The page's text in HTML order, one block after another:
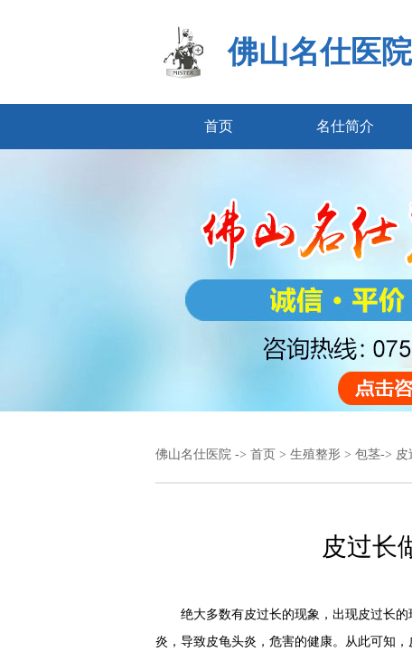
佛山名仕医院
首页 名仕简介
佛山名仕医院 -> 首页 > 生殖整形 > 包茎-> 皮
皮过长
绝大多数有皮过长的现象，出现皮过长的
炎，导致皮龟头炎，危害的健康。从此可知